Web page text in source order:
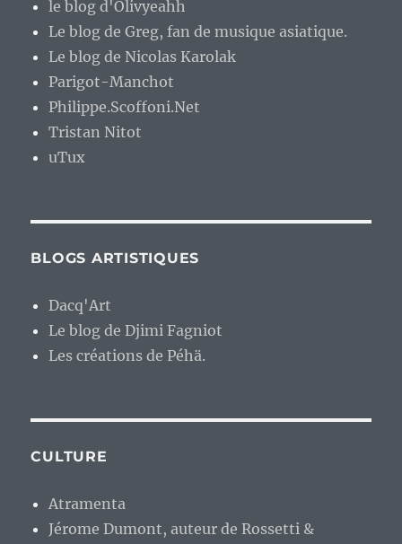
le blog d'Olivyeahh
Le blog de Greg, fan de musique asiatique.
Le blog de Nicolas Karolak
Parigot-Manchot
Philippe.Scoffoni.Net
Tristan Nitot
uTux
BLOGS ARTISTIQUES
Dacq'Art
Le blog de Djimi Fagniot
Les créations de Péhä.
CULTURE
Atramenta
Jérome Dumont, auteur de Rossetti &